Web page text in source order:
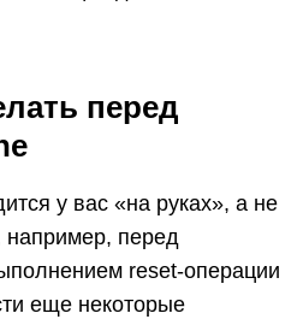
перед
у вас «на руках», а не
например, перед
reset-операции
еще некоторые